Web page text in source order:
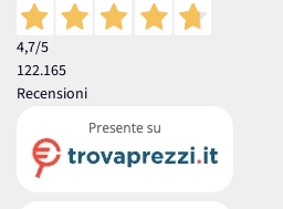
4,7/5
122.165
Recensioni